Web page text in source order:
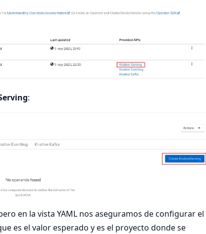
:
en la vista YAML nos aseguramos de configurar el
es el valor esperado y es el proyecto donde se